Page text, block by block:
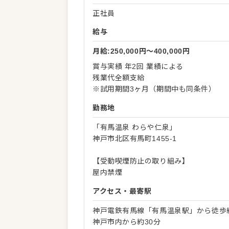
正社員
給与
月給:250,000円〜400,000円
賞与実績 年2回 業績による
残業代全額支給
※試用期間3ヶ月（期間中も同条件）
勤務地
「有馬温泉 わらや仁泉」
神戸市北区有馬町1455-1
【受動喫煙防止の取り組み】
屋内禁煙
アクセス・最寄駅
神戸電鉄有馬線「有馬温泉駅」から徒歩
神戸市内から約30分